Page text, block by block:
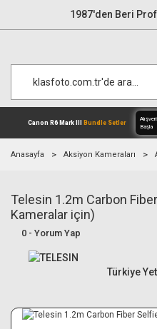
1987'den Beri
Canon R6 Mark III
Anasayfa Aksiyon Kameraları
Telesin 1.2m Carbon
Kameralar için)
0 - Yorum Yap
Türkiye